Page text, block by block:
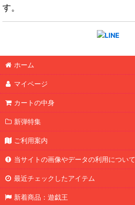
す。
ホーム
マイページ
カートの中身
新弾特集
ご利用案内
当サイトの画像やデータの利用について
最近チェックしたアイテム
新着商品：遊戯王